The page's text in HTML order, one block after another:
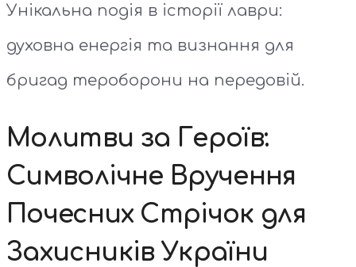
Унікальна подія в історії лаври:
духовна енергія та визнання для
бригад тероборони на передовій.
Молитви за Героїв:
Символічне Вручення
Почесних Стрічок для
Захисників України